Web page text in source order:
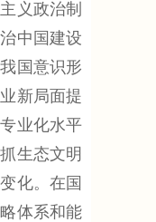
义政治制
中国建设
国意识形
新局面提
业化水平
生态文明
化。在国
体系和能